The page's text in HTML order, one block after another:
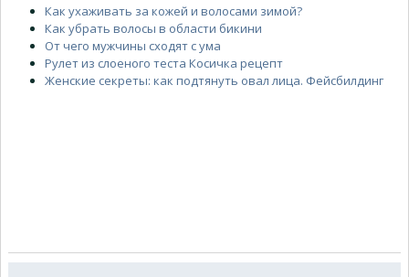
Как ухаживать за кожей и волосами зимой?
Как убрать волосы в области бикини
От чего мужчины сходят с ума
Рулет из слоеного теста Косичка рецепт
Женские секреты: как подтянуть овал лица. Фейсбилдинг